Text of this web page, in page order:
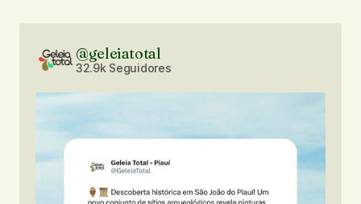
@geleiatotal
32.9k Seguidores